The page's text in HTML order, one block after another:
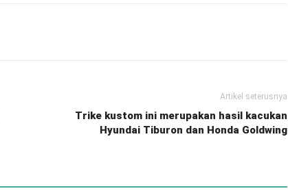
Artikel seterusnya
Trike kustom ini merupakan hasil kacukan
Hyundai Tiburon dan Honda Goldwing